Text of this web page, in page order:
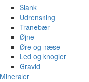
Slank
Udrensning
Tranebær
Øjne
Øre og næse
Led og knogler
Gravid
Mineraler